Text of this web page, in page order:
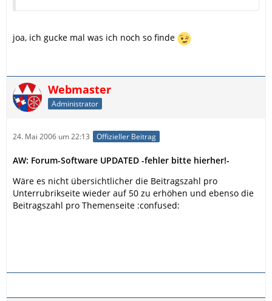
joa, ich gucke mal was ich noch so finde
Webmaster
Administrator
24. Mai 2006 um 22:13 Offizieller Beitrag
AW: Forum-Software UPDATED -fehler bitte hierher!-
Wäre es nicht übersichtlicher die Beitragszahl pro
Unterrubrikseite wieder auf 50 zu erhöhen und ebenso die
Beitragszahl pro Themenseite :confused: